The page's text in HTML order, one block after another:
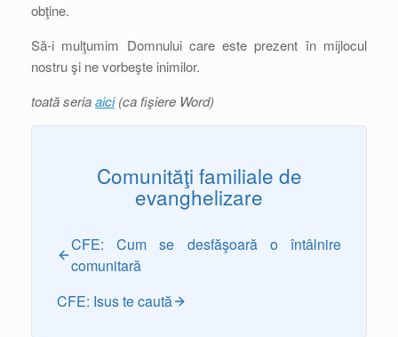
obţine.
Să-i mulţumim Domnului care este prezent în mijlocul
nostru şi ne vorbeşte inimilor.
toată seriaaici(ca fişiere Word)
Comunităţi familiale de
evanghelizare
CFE: Cum se desfăşoară o întâlnire
comunitară
CFE: Isus te caută